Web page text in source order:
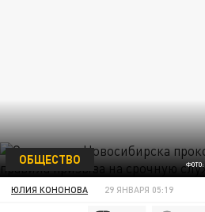
ФОТО:
ОБЩЕСТВО
ЮЛИЯ КОНОНОВА 29 ЯНВАРЯ 05:19